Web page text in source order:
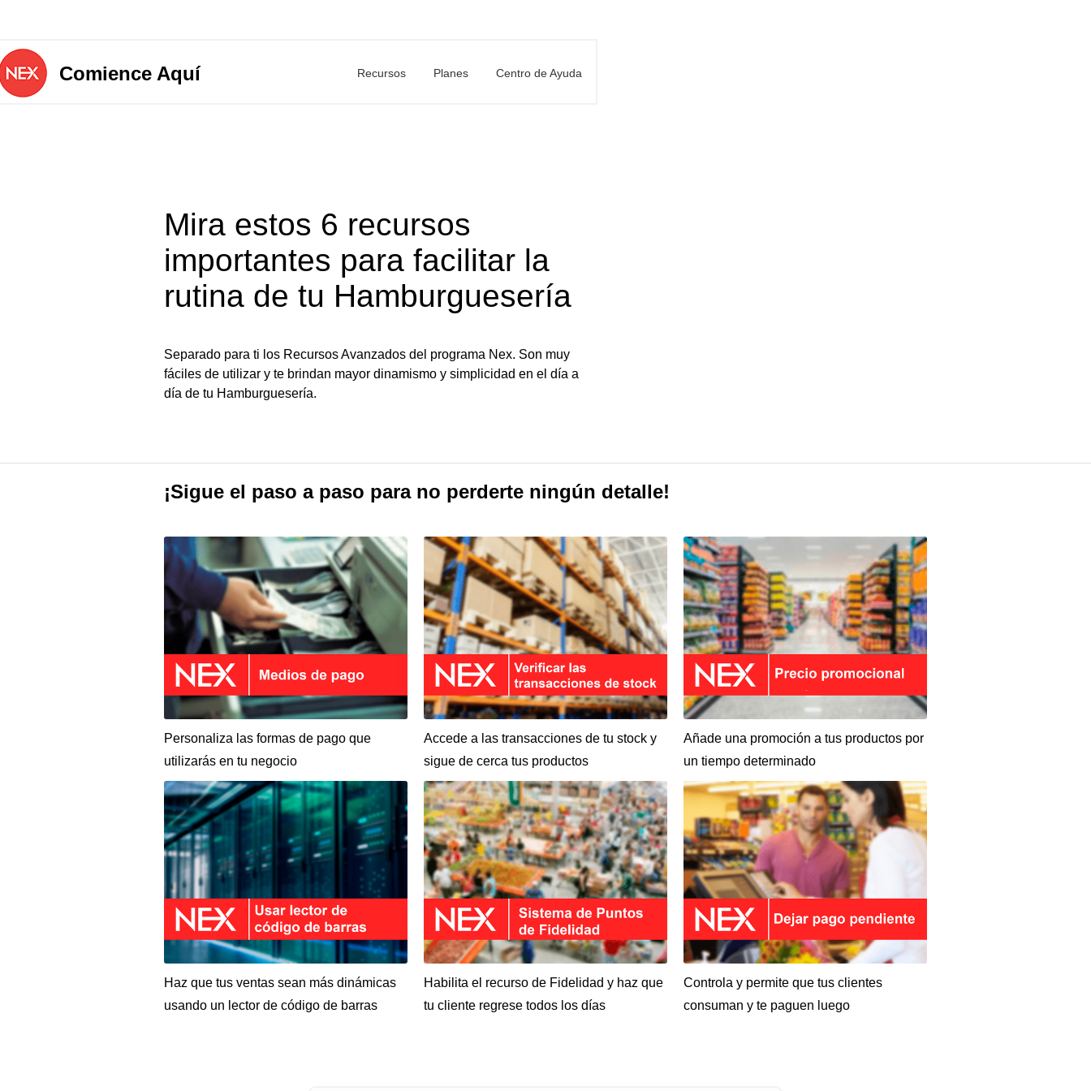
Comience Aquí Recursos Planes Centro de Ayuda
Mira estos 6 recursos
importantes para facilitar la
rutina de tu Hamburguesería
Separado para ti los Recursos Avanzados del programa Nex. Son muy
fáciles de utilizar y te brindan mayor dinamismo y simplicidad en el día a
día de tu Hamburguesería.
¡Sigue el paso a paso para no perderte ningún detalle!
Personaliza las formas de pago que
utilizarás en tu negocio
Accede a las transacciones de tu stock y
sigue de cerca tus productos
Añade una promoción a tus productos por
un tiempo determinado
Haz que tus ventas sean más dinámicas
usando un lector de código de barras
Habilita el recurso de Fidelidad y haz que
tu cliente regrese todos los días
Controla y permite que tus clientes
consuman y te paguen luego